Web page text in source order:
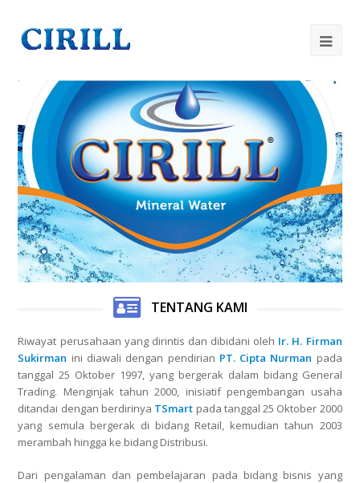
TENTANG KAMI
Riwayat perusahaan yang dirintis dan dibidani oleh Ir. H. Firman
Sukirman ini diawali dengan pendirian PT. Cipta Nurman pada
tanggal 25 Oktober 1997, yang bergerak dalam bidang General
Trading. Menginjak tahun 2000, inisiatif pengembangan usaha
ditandai dengan berdirinya TSmart pada tanggal 25 Oktober 2000
yang semula bergerak di bidang Retail, kemudian tahun 2003
merambah hingga ke bidang Distribusi.
Dari pengalaman dan pembelajaran pada bidang bisnis yang